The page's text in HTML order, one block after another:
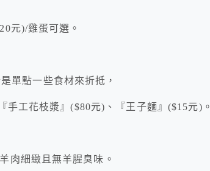
元)/雞蛋可選。
單點一些食材來折抵，
手工花枝漿』($80元)、『王子麵』($15元)。
肉細緻且無羊腥臭味。